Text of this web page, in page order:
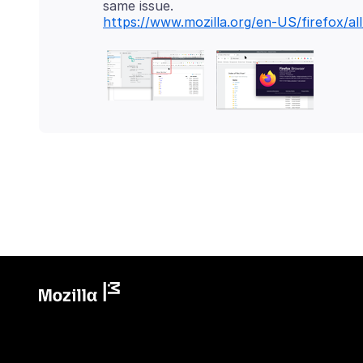
https://www.mozilla.org/en-US/firefox/